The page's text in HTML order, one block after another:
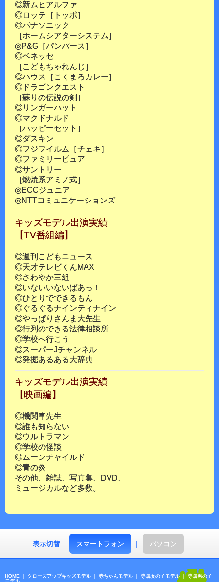
◎新ムヒアルファ
◎ロッテ［トッポ］
◎パナソニック
［ホームシアターシステム］
◎P&G［パンパース］
◎ベネッセ
［こどもちゃれんじ］
◎ハウス［こくまろカレー］
◎ドラゴンクエスト
［蘇りの伝説の剣］
◎リンガーハット
◎マクドナルド
［ハッピーセット］
◎ダスキン
◎フジフイルム［チェキ］
◎ファミリーピュア
◎サントリー
［燃焼系アミノ式］
◎ECCジュニア
◎NTTコミュニケーションズ
キッズモデル出演実績
【TV番組編】
◎週刊こどもニュース
◎天才テレビくんMAX
◎さわやか三組
◎いないいないばあっ！
◎ひとりでできるもん
◎ぐるぐるナインティナイン
◎やっぱりさんま大先生
◎行列のできる法律相談所
◎学校へ行こう
◎スーパーJチャンネル
◎発掘あるある大辞典
キッズモデル出演実績
【映画編】
◎機関車先生
◎誰も知らない
◎ウルトラマン
◎学校の怪談
◎ムーンチャイルド
◎青の炎
その他、雑誌、写真集、DVD、
ミュージカルなど多数。
表示切替 スマートフォン ｜ パソコン
HOME ｜ クローズアップキッズモデル ｜ 赤ちゃんモデル ｜ 専属女の子モデル｜ 専属男の子
モデル